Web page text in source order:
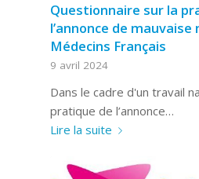
Questionnaire sur la
l’annonce de
Médecins Français
9 avril 2024
Dans le cadre d'un travail
pratique de l’annonce…
Lire la suite